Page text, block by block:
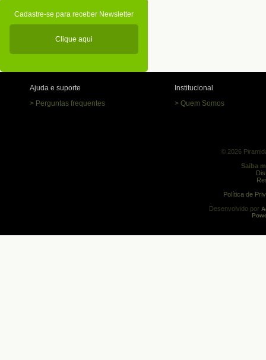
Cadastre-se para receber Newsletter
Clique aqui
Ajuda e suporte
> Perguntas frequentes
Institucional
> Quem Somos
© 2026
Saiba
Política de
Desenvolvido por